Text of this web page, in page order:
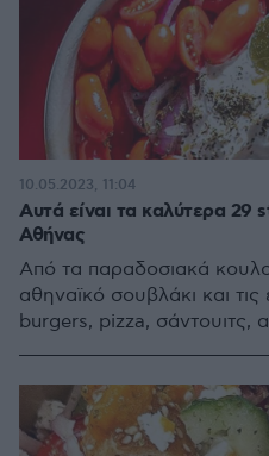
Αυτά είναι τα καλύτερα 29
Αθήνας
Από τα παραδοσιακά
αθηναϊκό σουβλάκι και τις
burgers, pizza, σάντουιτς,
10.05.2023, 11:04